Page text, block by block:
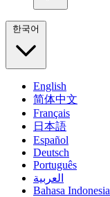
한국어
English
简体中文
Français
日本語
Español
Deutsch
Português
العربية
Bahasa Indonesia